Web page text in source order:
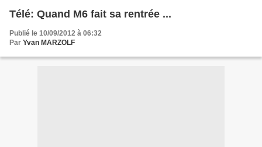
Télé: Quand M6 fait sa rentrée ...
Publié le 10/09/2012 à 06:32
Par Yvan MARZOLF